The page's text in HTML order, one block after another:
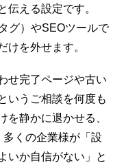
伝える設定です。
グ）やSEOツールで
けを外せます。
せ完了ページや古い
いうご相談を何度も
を静かに退かせる、
くの企業様が「設
いか自信がない」と